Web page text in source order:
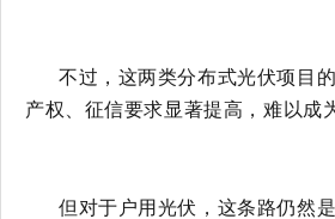
不过，这两类分布式光伏项目
产权、征信要求显著提高， 难以成
但对于户用光伏，这条路仍然是